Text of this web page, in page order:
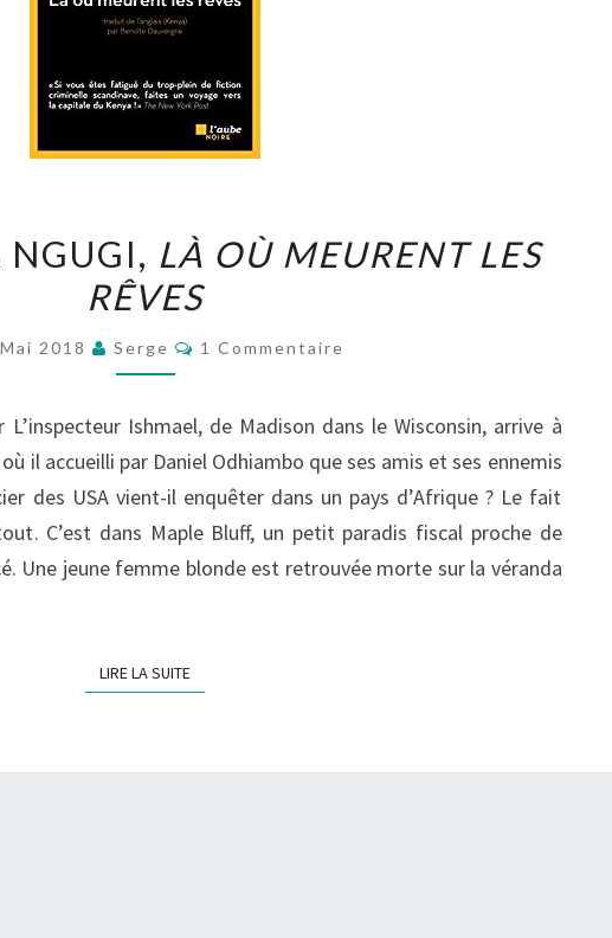
WA
NGUGI,
OÙ
LES
RÊVES
LÀ OÙ MEURENT LES
RÊVES
2018 Serge Commentaires
1 Commentaire
Ishmael, de Madison dans le Wisconsin, arrive à
il accueilli par Daniel Odhiambo que ses amis et ses ennemis
des USA vient-il enquêter dans un pays d’Afrique ? Le fait
C’est dans Maple Bluff, un petit paradis fiscal proche de
Une jeune femme blonde est retrouvée morte sur la véranda
LIRE LA SUITELIRE LA SUITE